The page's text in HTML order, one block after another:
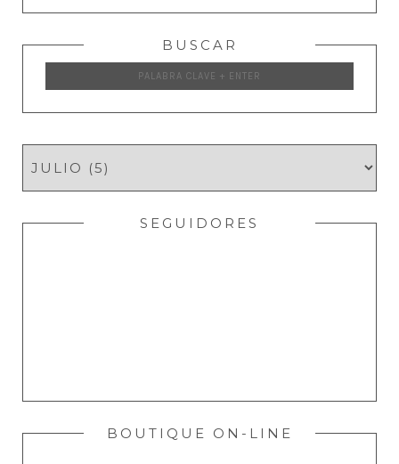
BUSCAR
SEGUIDORES
BOUTIQUE ON-LINE